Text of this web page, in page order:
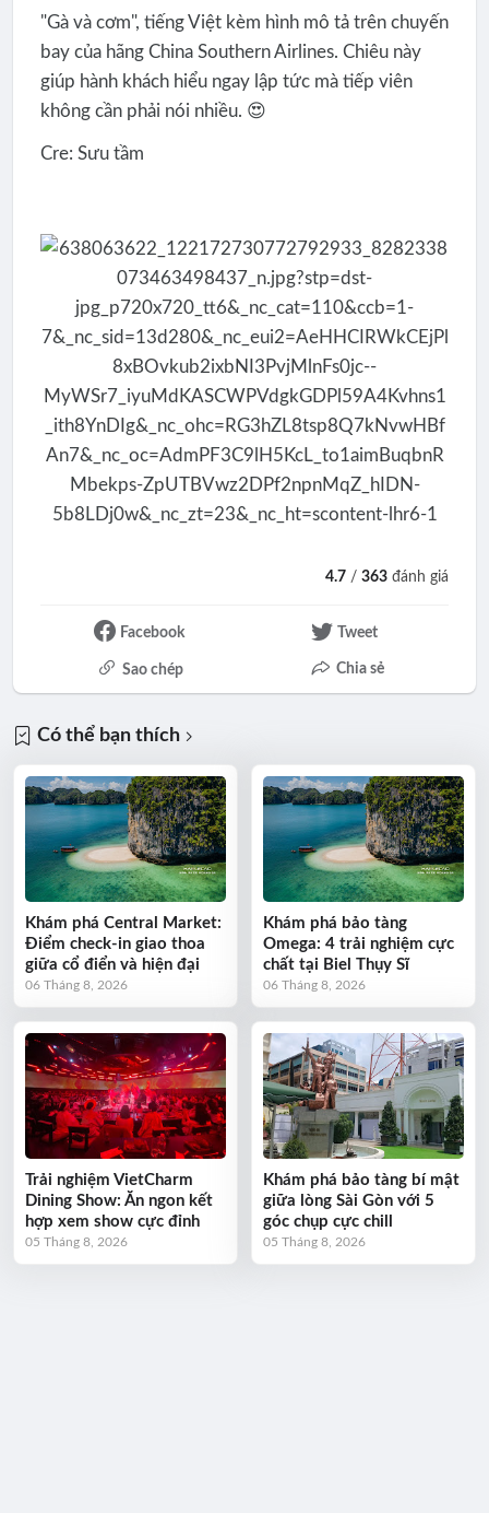
"Gà và cơm", tiếng Việt kèm hình mô tả trên chuyến
bay của hãng China Southern Airlines. Chiêu này
giúp hành khách hiểu ngay lập tức mà tiếp viên
không cần phải nói nhiều. 😍
Cre: Sưu tầm
4.7 /363 đánh giá
Facebook Tweet
Sao chép Chia sẻ
Có thể bạn thích
Khám phá Central Market:
Điểm check-in giao thoa
giữa cổ điển và hiện đại
06 Tháng 8, 2026
Khám phá bảo tàng
Omega: 4 trải nghiệm cực
chất tại Biel Thụy Sĩ
06 Tháng 8, 2026
Trải nghiệm VietCharm
Dining Show: Ăn ngon kết
hợp xem show cực đỉnh
05 Tháng 8, 2026
Khám phá bảo tàng bí mật
giữa lòng Sài Gòn với 5
góc chụp cực chill
05 Tháng 8, 2026